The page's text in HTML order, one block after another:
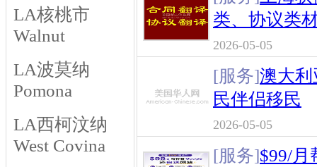
LA核桃市
Walnut
LA波莫纳
Pomona
LA西柯汶纳
West Covina
类、协议类
2026-05-05
[服务]澳大
民伴侣移民
2026-05-05
[服务]$99/月